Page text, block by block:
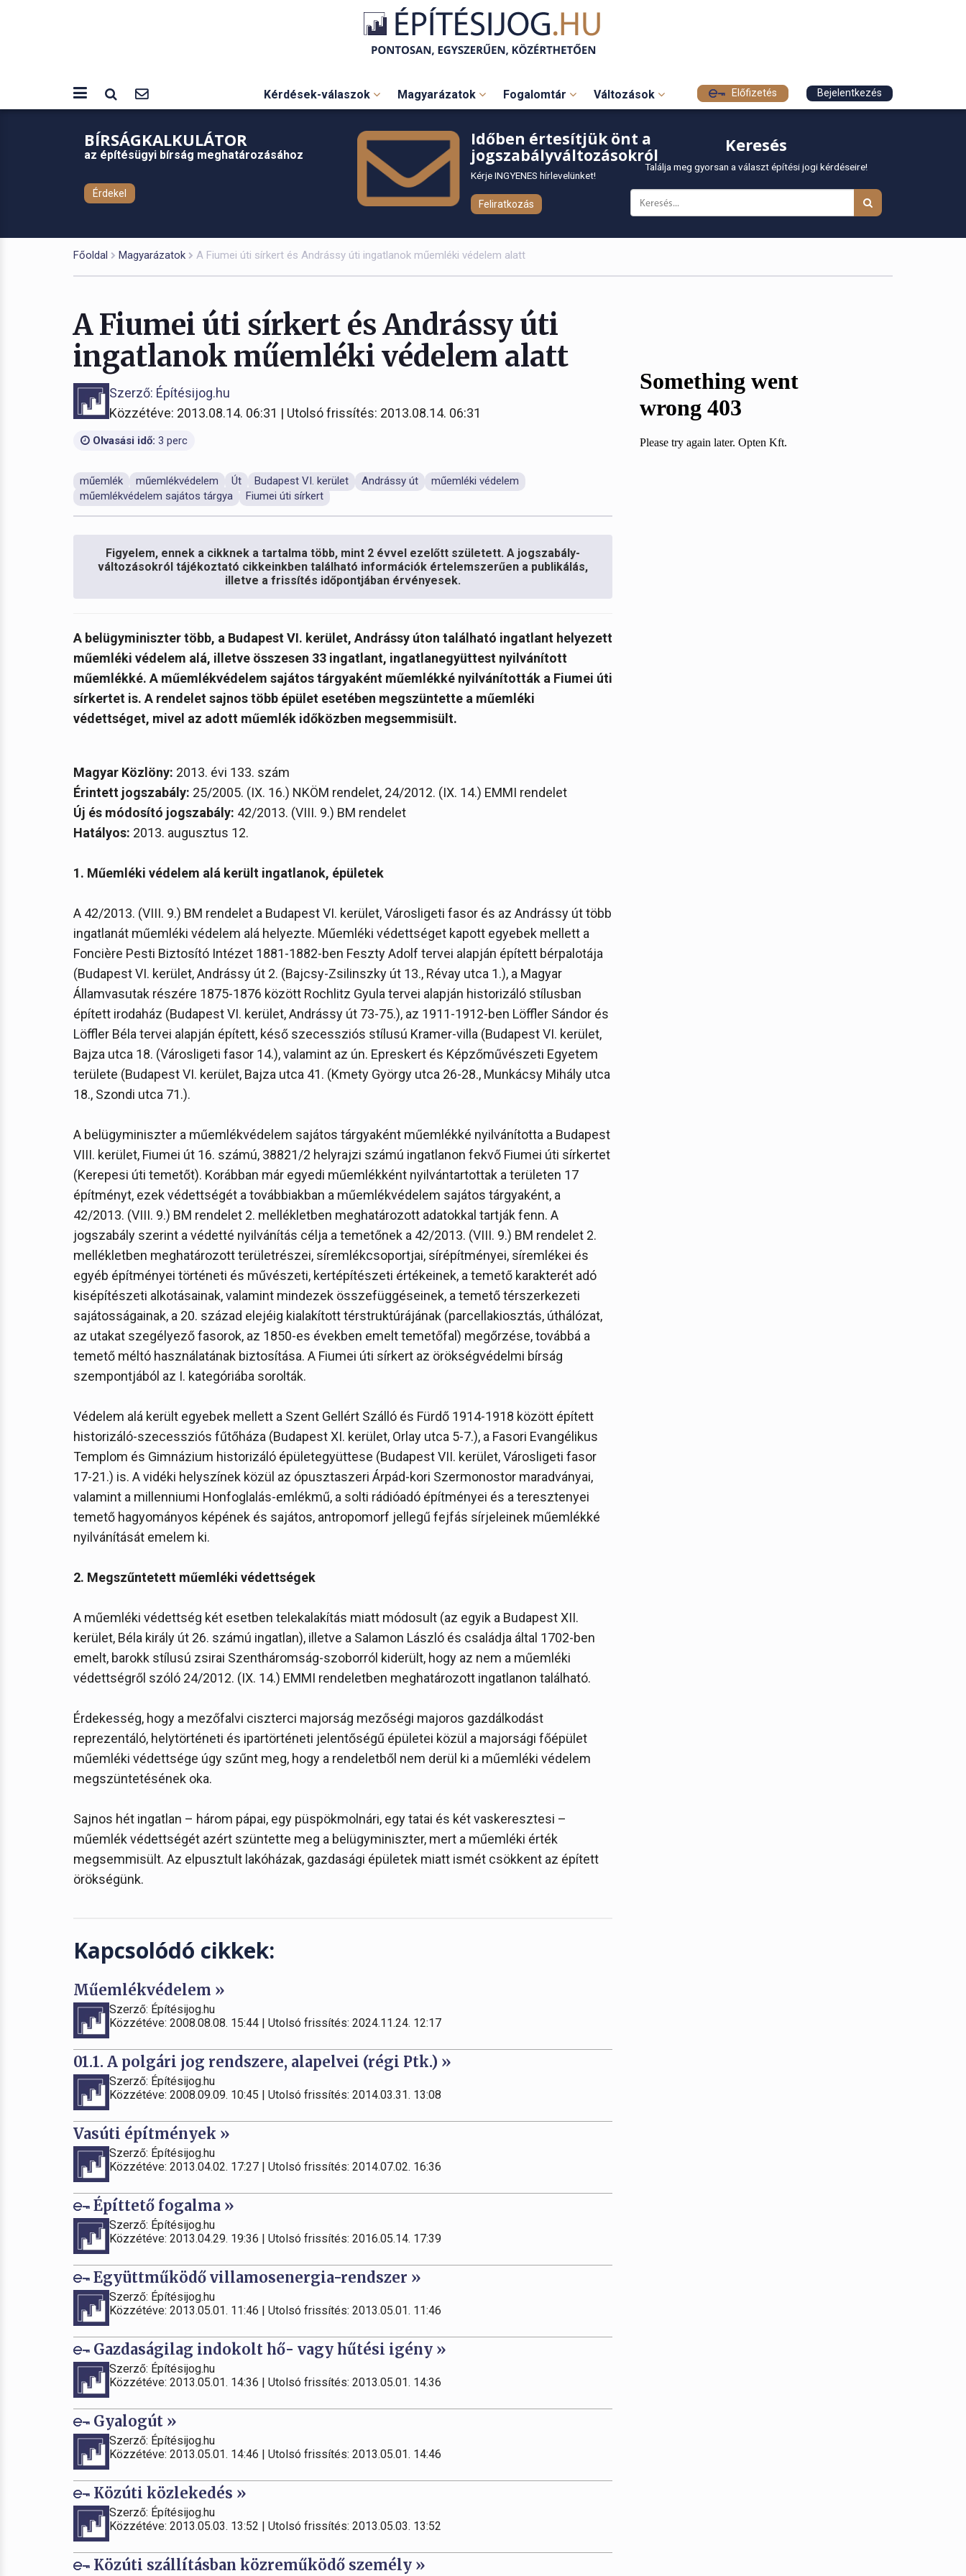
Kérdések-válaszok Magyarázatok Fogalomtár Változások Előfizetés Bejelentkezés
BÍRSÁGKALKULÁTOR
az építésügyi bírság meghatározásához
Érdekel
Időben értesítjük önt a
jogszabályváltozásokról
Kérje INGYENES hírlevelünket!
Feliratkozás
Keresés
Találja meg gyorsan a választ építési jogi kérdéseire!
Főoldal Magyarázatok A Fiumei úti sírkert és Andrássy úti ingatlanok műemléki védelem alatt
A Fiumei úti sírkert és Andrássy úti
ingatlanok műemléki védelem alatt
Szerző: Építésijog.hu
Közzétéve: 2013.08.14. 06:31 | Utolsó frissítés: 2013.08.14. 06:31
Olvasási idő: 3 perc
műemlék műemlékvédelem Út Budapest VI. kerület Andrássy út
műemléki védelem
műemlékvédelem sajátos tárgya
Fiumei úti sírkert
Figyelem, ennek a cikknek a tartalma több, mint 2 évvel ezelőtt született. A jogszabály-
változásokról tájékoztató cikkeinkben található információk értelemszerűen a publikálás,
illetve a frissítés időpontjában érvényesek.
A belügyminiszter több, a Budapest VI. kerület, Andrássy úton található ingatlant helyezett
műemléki védelem alá, illetve összesen 33 ingatlant, ingatlanegyüttest nyilvánított
műemlékké. A műemlékvédelem sajátos tárgyaként műemlékké nyilvánították a Fiumei úti
sírkertet is. A rendelet sajnos több épület esetében megszüntette a műemléki
védettséget, mivel az adott műemlék időközben megsemmisült.
Magyar Közlöny: 2013. évi 133. szám
Érintett jogszabály: 25/2005. (IX. 16.) NKÖM rendelet, 24/2012. (IX. 14.) EMMI rendelet
Új és módosító jogszabály: 42/2013. (VIII. 9.) BM rendelet
Hatályos: 2013. augusztus 12.
1. Műemléki védelem alá került ingatlanok, épületek
A 42/2013. (VIII. 9.) BM rendelet a Budapest VI. kerület, Városligeti fasor és az Andrássy út több
ingatlanát műemléki védelem alá helyezte. Műemléki védettséget kapott egyebek mellett a
Foncière Pesti Biztosító Intézet 1881-1882-ben Feszty Adolf tervei alapján épített bérpalotája
(Budapest VI. kerület, Andrássy út 2. (Bajcsy-Zsilinszky út 13., Révay utca 1.), a Magyar
Államvasutak részére 1875-1876 között Rochlitz Gyula tervei alapján historizáló stílusban
épített irodaház (Budapest VI. kerület, Andrássy út 73-75.), az 1911-1912-ben Löffler Sándor és
Löffler Béla tervei alapján épített, késő szecessziós stílusú Kramer-villa (Budapest VI. kerület,
Bajza utca 18. (Városligeti fasor 14.), valamint az ún. Epreskert és Képzőművészeti Egyetem
területe (Budapest VI. kerület, Bajza utca 41. (Kmety György utca 26-28., Munkácsy Mihály utca
18., Szondi utca 71.).
A belügyminiszter a műemlékvédelem sajátos tárgyaként műemlékké nyilvánította a Budapest
VIII. kerület, Fiumei út 16. számú, 38821/2 helyrajzi számú ingatlanon fekvő Fiumei úti sírkertet
(Kerepesi úti temetőt). Korábban már egyedi műemlékként nyilvántartottak a területen 17
építményt, ezek védettségét a továbbiakban a műemlékvédelem sajátos tárgyaként, a
42/2013. (VIII. 9.) BM rendelet 2. mellékletben meghatározott adatokkal tartják fenn. A
jogszabály szerint a védetté nyilvánítás célja a temetőnek a 42/2013. (VIII. 9.) BM rendelet 2.
mellékletben meghatározott területrészei, síremlékcsoportjai, sírépítményei, síremlékei és
egyéb építményei történeti és művészeti, kertépítészeti értékeinek, a temető karakterét adó
kisépítészeti alkotásainak, valamint mindezek összefüggéseinek, a temető térszerkezeti
sajátosságainak, a 20. század elejéig kialakított térstruktúrájának (parcellakiosztás, úthálózat,
az utakat szegélyező fasorok, az 1850-es években emelt temetőfal) megőrzése, továbbá a
temető méltó használatának biztosítása. A Fiumei úti sírkert az örökségvédelmi bírság
szempontjából az I. kategóriába sorolták.
Védelem alá került egyebek mellett a Szent Gellért Szálló és Fürdő 1914-1918 között épített
historizáló-szecessziós fűtőháza (Budapest XI. kerület, Orlay utca 5-7.), a Fasori Evangélikus
Templom és Gimnázium historizáló épületegyüttese (Budapest VII. kerület, Városligeti fasor
17-21.) is. A vidéki helyszínek közül az ópusztaszeri Árpád-kori Szermonostor maradványai,
valamint a millenniumi Honfoglalás-emlékmű, a solti rádióadó építményei és a teresztenyei
temető hagyományos képének és sajátos, antropomorf jellegű fejfás sírjeleinek műemlékké
nyilvánítását emelem ki.
2. Megszűntetett műemléki védettségek
A műemléki védettség két esetben telekalakítás miatt módosult (az egyik a Budapest XII.
kerület, Béla király út 26. számú ingatlan), illetve a Salamon László és családja által 1702-ben
emelt, barokk stílusú zsirai Szentháromság-szoborról kiderült, hogy az nem a műemléki
védettségről szóló 24/2012. (IX. 14.) EMMI rendeletben meghatározott ingatlanon található.
Érdekesség, hogy a mezőfalvi ciszterci majorság mezőségi majoros gazdálkodást
reprezentáló, helytörténeti és ipartörténeti jelentőségű épületei közül a majorsági főépület
műemléki védettsége úgy szűnt meg, hogy a rendeletből nem derül ki a műemléki védelem
megszüntetésének oka.
Sajnos hét ingatlan – három pápai, egy püspökmolnári, egy tatai és két vaskeresztesi –
műemlék védettségét azért szüntette meg a belügyminiszter, mert a műemléki érték
megsemmisült. Az elpusztult lakóházak, gazdasági épületek miatt ismét csökkent az épített
örökségünk.
Kapcsolódó cikkek:
Műemlékvédelem »
Szerző: Építésijog.hu
Közzétéve: 2008.08.08. 15:44 | Utolsó frissítés: 2024.11.24. 12:17
01.1. A polgári jog rendszere, alapelvei (régi Ptk.) »
Szerző: Építésijog.hu
Közzétéve: 2008.09.09. 10:45 | Utolsó frissítés: 2014.03.31. 13:08
Vasúti építmények »
Szerző: Építésijog.hu
Közzétéve: 2013.04.02. 17:27 | Utolsó frissítés: 2014.07.02. 16:36
Építtető fogalma »
Szerző: Építésijog.hu
Közzétéve: 2013.04.29. 19:36 | Utolsó frissítés: 2016.05.14. 17:39
Együttműködő villamosenergia-rendszer »
Szerző: Építésijog.hu
Közzétéve: 2013.05.01. 11:46 | Utolsó frissítés: 2013.05.01. 11:46
Gazdaságilag indokolt hő- vagy hűtési igény »
Szerző: Építésijog.hu
Közzétéve: 2013.05.01. 14:36 | Utolsó frissítés: 2013.05.01. 14:36
Gyalogút »
Szerző: Építésijog.hu
Közzétéve: 2013.05.01. 14:46 | Utolsó frissítés: 2013.05.01. 14:46
Közúti közlekedés »
Szerző: Építésijog.hu
Közzétéve: 2013.05.03. 13:52 | Utolsó frissítés: 2013.05.03. 13:52
Közúti szállításban közreműködő személy »